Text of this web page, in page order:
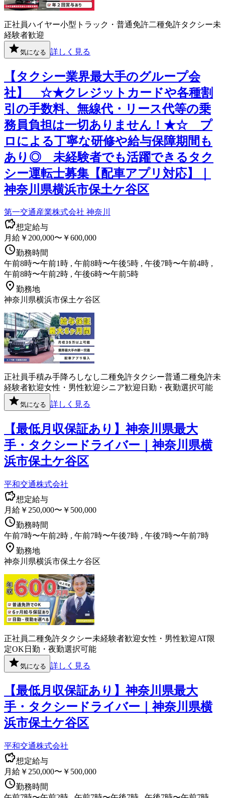
正社員ハイヤー小型トラック・普通免許二種免許タクシー未
経験者歓迎
気になる 詳しく見る
【タクシー業界最大手のグループ会
社】 ☆★クレジットカードや各種割
引の手数料、無線代・リース代等の乗
務員負担は一切ありません！★☆ プ
ロによる丁寧な研修や給与保障期間も
あり◎ 未経験者でも活躍できるタク
シー運転士募集【配車アプリ対応】｜
神奈川県横浜市保土ケ谷区
第一交通産業株式会社 神奈川
想定給与
月給￥200,000〜￥600,000
勤務時間
午前8時〜午前1時 , 午前8時〜午後5時 , 午後7時〜午前4時 ,
午前8時〜午前2時 , 午後6時〜午前5時
勤務地
神奈川県横浜市保土ケ谷区
正社員手積み手降ろしなし二種免許タクシー普通二種免許未
経験者歓迎女性・男性歓迎 シニア歓迎 日勤・夜勤選択可能
気になる 詳しく見る
【最低月収保証あり】神奈川県最大
手・タクシードライバー｜神奈川県横
浜市保土ケ谷区
平和交通株式会社
想定給与
月給￥250,000〜￥500,000
勤務時間
午前7時〜午前2時 , 午前7時〜午後7時 , 午後7時〜午前7時
勤務地
神奈川県横浜市保土ケ谷区
正社員 二種免許タクシー未経験者歓迎女性・男性歓迎AT限
定OK 日勤・夜勤選択可能
気になる 詳しく見る
【最低月収保証あり】神奈川県最大
手・タクシードライバー｜神奈川県横
浜市保土ケ谷区
平和交通株式会社
想定給与
月給￥250,000〜￥500,000
勤務時間